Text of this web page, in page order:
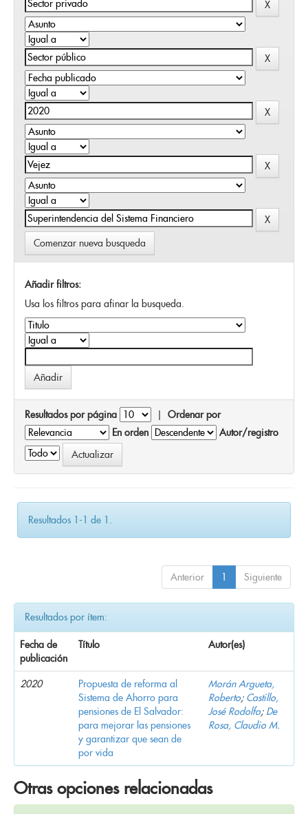
Comenzar nueva busqueda
Añadir filtros:
Usa los filtros para afinar la busqueda.
Resultados por página | Ordenar por
En orden
Autor/registro
Resultados 1-1 de 1.
Anterior 1 Siguiente
Resultados por ítem:
Fecha de
publicación
Título Autor(es)
2020
Propuesta de reforma al
Sistema de Ahorro para
pensiones de El Salvador:
para mejorar las pensiones
y garantizar que sean de
por vida
Morán Argueta,
Roberto; Castillo,
José Rodolfo; De
Rosa, Claudio M.
Otras opciones relacionadas